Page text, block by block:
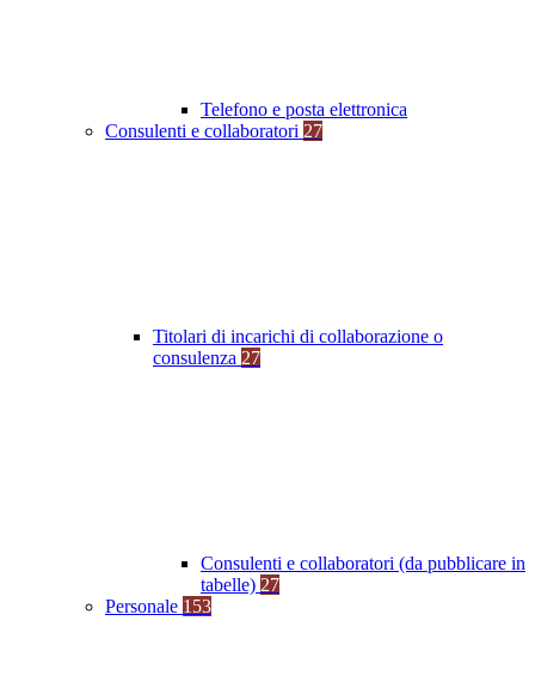
Telefono e posta elettronica
Consulenti e collaboratori 27
Titolari di incarichi di collaborazione o
consulenza 27
Consulenti e collaboratori (da pubblicare in
tabelle) 27
Personale 153